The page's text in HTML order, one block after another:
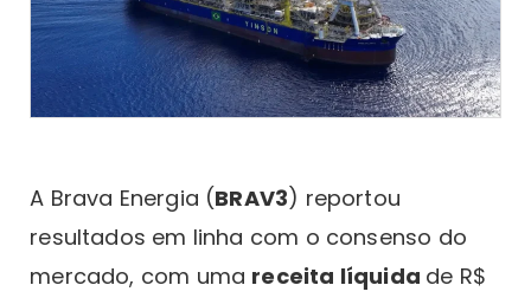
A Brava Energia (BRAV3) reportou
resultados em linha com o consenso do
mercado, com uma receita líquida de R$